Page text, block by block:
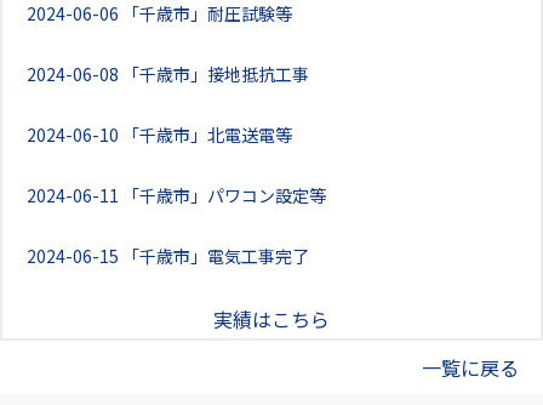
2024-06-06 「千歳市」耐圧試験等
2024-06-08 「千歳市」接地抵抗工事
2024-06-10 「千歳市」北電送電等
2024-06-11 「千歳市」パワコン設定等
2024-06-15 「千歳市」電気工事完了
実績はこちら
一覧に戻る